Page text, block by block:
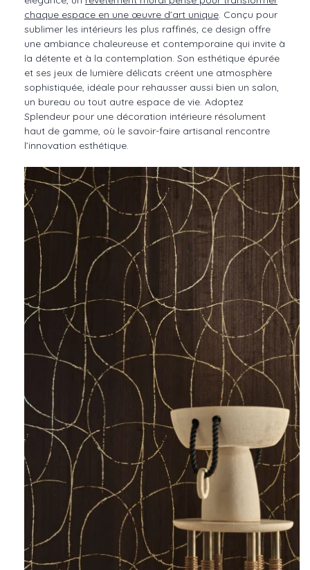
chaque espace en une œuvre d’art unique. Conçu pour
sublimer les intérieurs les plus raffinés, ce design offre
une ambiance chaleureuse et contemporaine qui invite à
la détente et à la contemplation. Son esthétique épurée
et ses jeux de lumière délicats créent une atmosphère
sophistiquée, idéale pour rehausser aussi bien un salon,
un bureau ou tout autre espace de vie. Adoptez
Splendeur pour une décoration intérieure résolument
haut de gamme, où le savoir-faire artisanal rencontre
l’innovation esthétique.